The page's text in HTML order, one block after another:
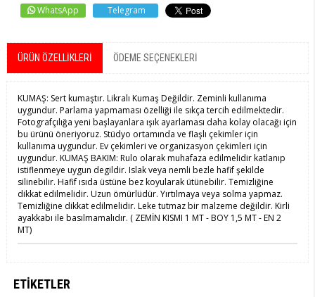
WhatsApp Telegram
ÜRÜN ÖZELLIKLERI ÖDEME SEÇENEKLERI
KUMAŞ: Sert kumaştır. Likralı Kumaş Değildir. Zeminli kullanıma
uygundur. Parlama yapmaması özelliği ile sıkça tercih edilmektedir.
Fotografçılığa yeni başlayanlara ışık ayarlaması daha kolay olacağı için
bu ürünü öneriyoruz. Stüdyo ortamında ve flaşlı çekimler için
kullanıma uygundur. Ev çekimleri ve organizasyon çekimleri için
uygundur. KUMAŞ BAKIM: Rulo olarak muhafaza edilmelidir katlanıp
istiflenmeye uygun degildir. Islak veya nemli bezle hafif şekilde
silinebilir. Hafif ısıda üstüne bez koyularak ütünebilir. Temizliğine
dikkat edilmelidir. Uzun ömürlüdür. Yırtılmaya veya solma yapmaz.
Temizliğine dikkat edilmelidir. Leke tutmaz bir malzeme değildir. Kirli
ayakkabı ile basılmamalıdır. ( ZEMİN KISMI 1 MT - BOY 1,5 MT - EN 2
MT)
ETIKETLER